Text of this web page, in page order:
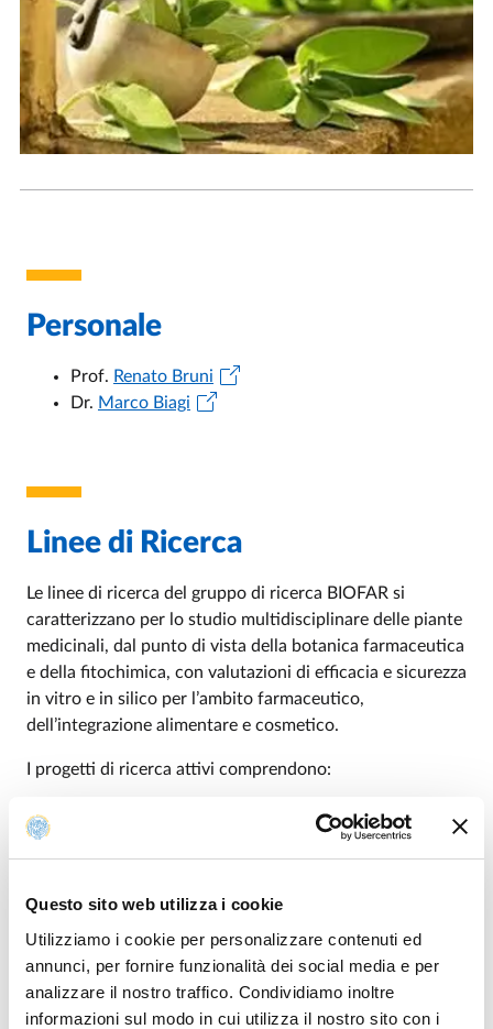
Questo sito web utilizza i cookie
Utilizziamo i cookie per personalizzare contenuti ed
annunci, per fornire funzionalità dei social media e per
analizzare il nostro traffico. Condividiamo inoltre
informazioni sul modo in cui utilizza il nostro sito con i
Personale
Prof. Renato Bruni
Dr. Marco Biagi
Linee di Ricerca
Le linee di ricerca del gruppo di ricerca BIOFAR si
caratterizzano per lo studio multidisciplinare delle piante
medicinali, dal punto di vista della botanica farmaceutica
e della fitochimica, con valutazioni di efficacia e sicurezza
in vitro e in silico per l’ambito farmaceutico,
dell’integrazione alimentare e cosmetico.
I progetti di ricerca attivi comprendono:
Analisi fitochimiche e controllo di qualità dei prodotti
vegetali
normative ISO o normative nazionali di prodotti
vegetali presenti sul mercato
Studio delle matrici vegetali per l’ottimizzazione dei
processi estrattivi
Studio della stabilità delle materie prime e dei